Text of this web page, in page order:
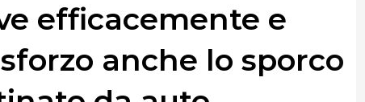
efficacemente e
anche lo sporco